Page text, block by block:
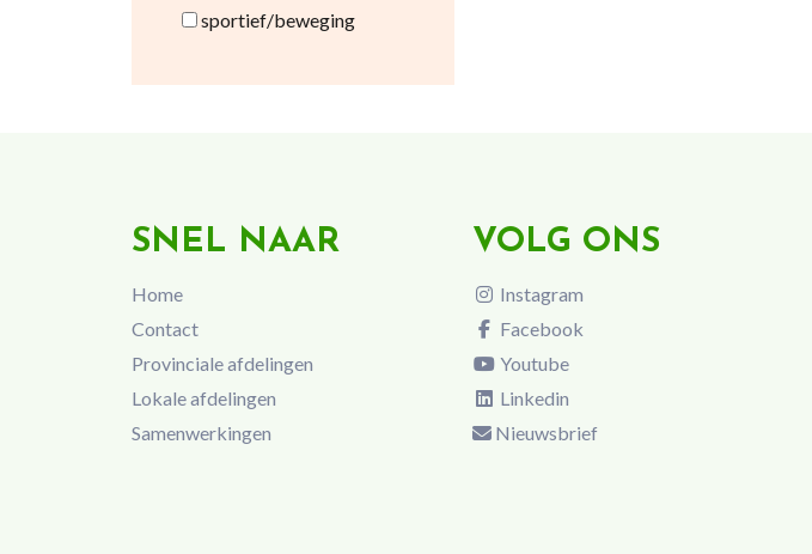
sportief/beweging
SNEL NAAR
Home
Contact
Provinciale afdelingen
Lokale afdelingen
Samenwerkingen
VOLG ONS
Instagram
Facebook
Youtube
Linkedin
Nieuwsbrief